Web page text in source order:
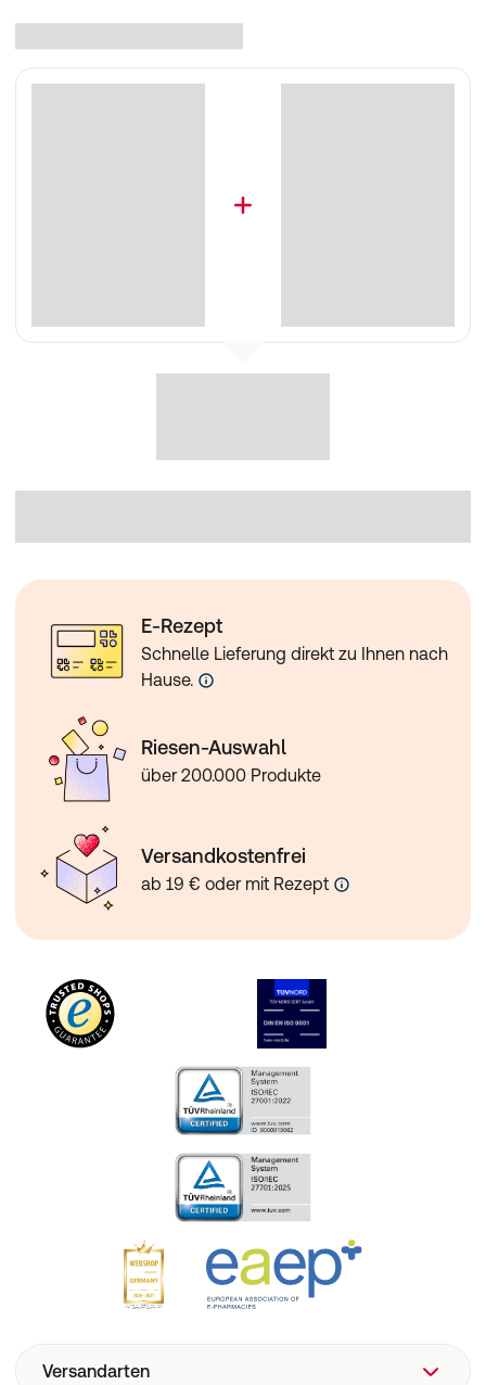
E-Rezept
Schnelle Lieferung direkt zu Ihnen nach
Hause.
Riesen-Auswahl
über 200.000 Produkte
Versandkostenfrei
ab 19 € oder mit Rezept
Versandarten